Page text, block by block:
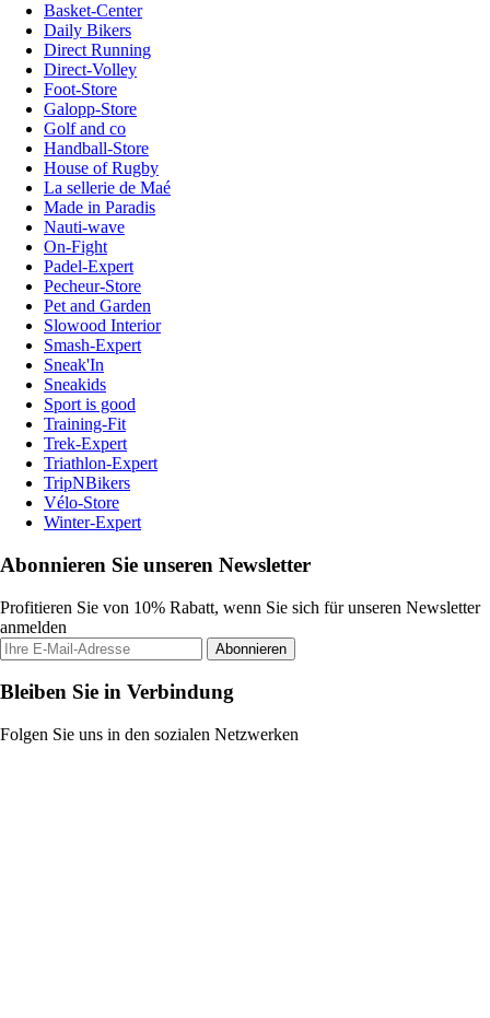
Basket-Center
Daily Bikers
Direct Running
Direct-Volley
Foot-Store
Galopp-Store
Golf and co
Handball-Store
House of Rugby
La sellerie de Maé
Made in Paradis
Nauti-wave
On-Fight
Padel-Expert
Pecheur-Store
Pet and Garden
Slowood Interior
Smash-Expert
Sneak'In
Sneakids
Sport is good
Training-Fit
Trek-Expert
Triathlon-Expert
TripNBikers
Vélo-Store
Winter-Expert
Abonnieren Sie unseren Newsletter
Profitieren Sie von 10% Rabatt, wenn Sie sich für unseren Newsletter
anmelden
Abonnieren
Bleiben Sie in Verbindung
Folgen Sie uns in den sozialen Netzwerken